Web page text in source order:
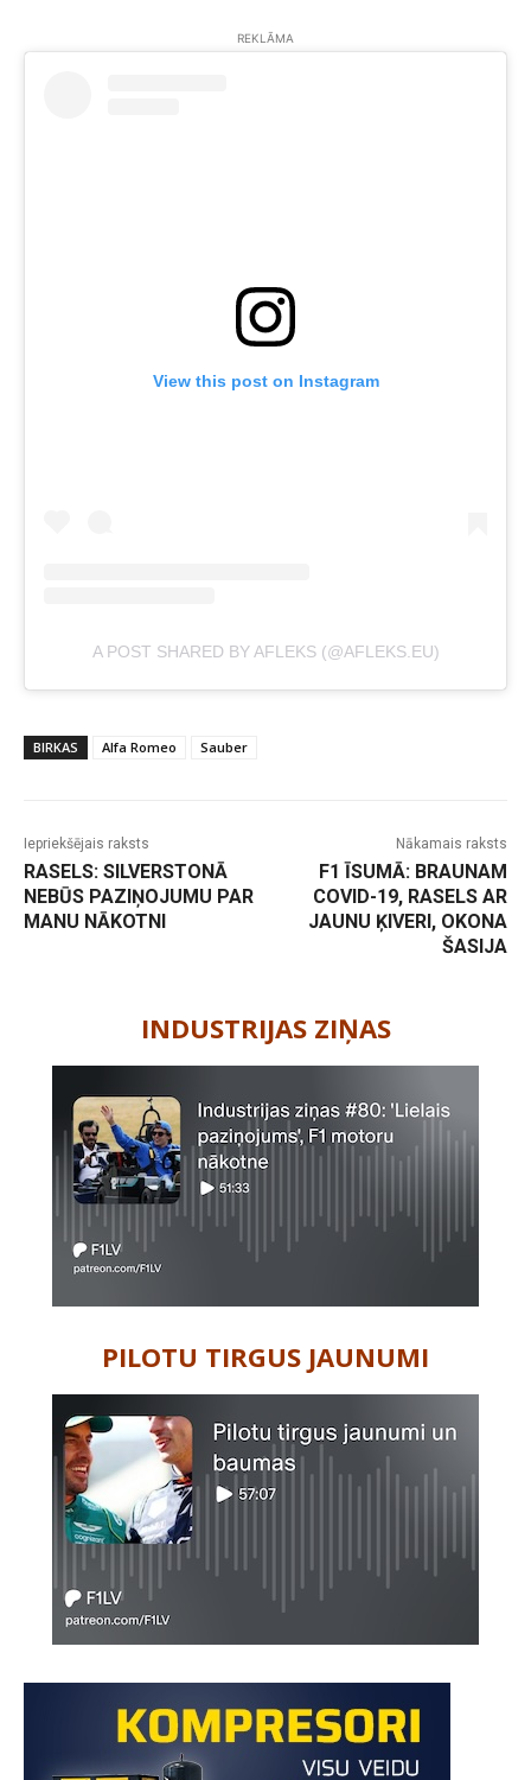
REKLĀMA
View this post on Instagram
A POST SHARED BY AFLEKS (@AFLEKS.EU)
BIRKAS Alfa Romeo Sauber
Iepriekšējais raksts
RASELS: SILVERSTONĀ
NEBŪS PAZIŅOJUMU PAR
MANU NĀKOTNI
Nākamais raksts
F1 ĪSUMĀ: BRAUNAM
COVID-19, RASELS AR
JAUNU ĶIVERI, OKONA
ŠASIJA
INDUSTRIJAS ZIŅAS
PILOTU TIRGUS JAUNUMI